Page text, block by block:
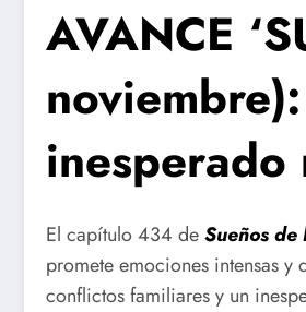
AVANCE
inesperado
El capítulo 434 deSueños
promete emociones intensas y
conflictos familiares y un